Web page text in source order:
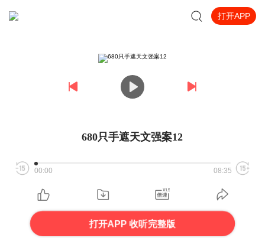
打开APP
680只手遮天文强案12
00:00 08:35
打开APP 收听完整版